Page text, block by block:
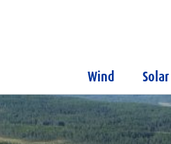
Wind Solar